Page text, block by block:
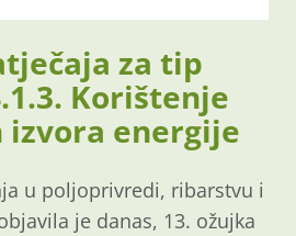
za tip
Korištenje
energije
u poljoprivredi, ribarstvu i
je danas, 13. ožujka